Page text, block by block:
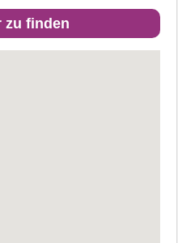
zu finden